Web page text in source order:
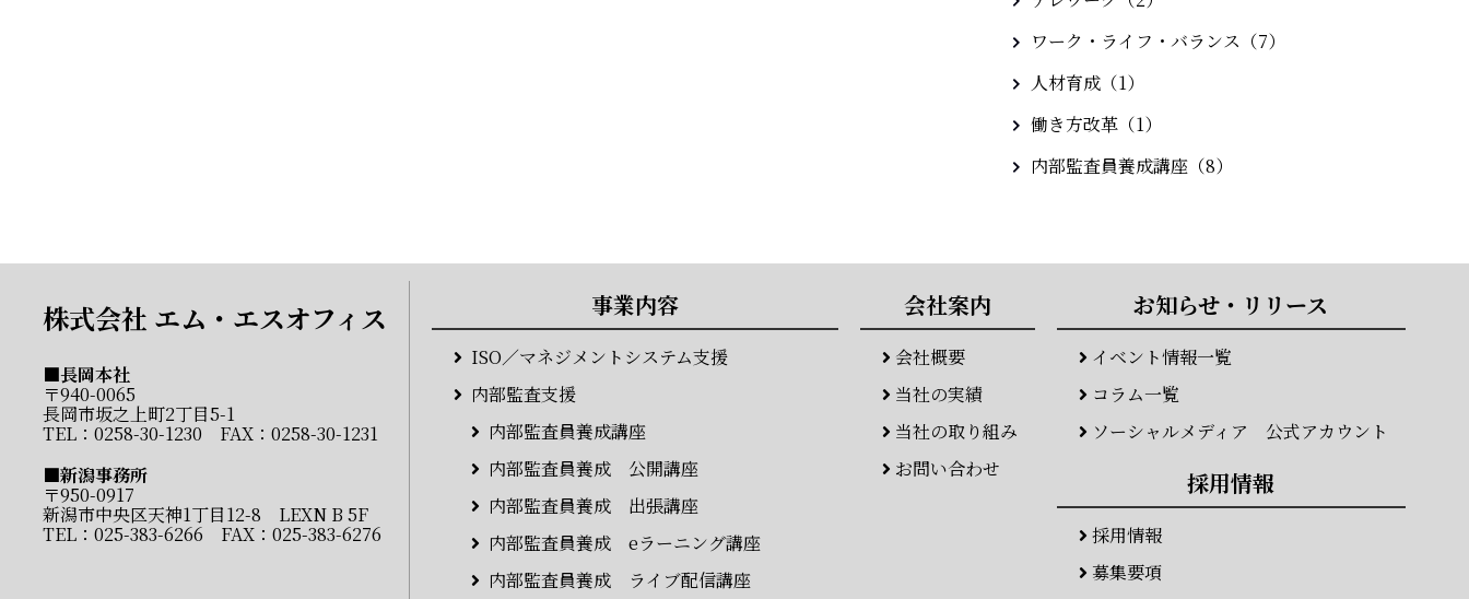
ワーク・ライフ・バランス（7）
人材育成（1）
働き方改革（1）
内部監査員養成講座（8）
事業内容
ISO／マネジメントシステム支援
内部監査支援
内部監査員養成講座
内部監査員養成 公開講座
内部監査員養成 出張講座
内部監査員養成 eラーニング講座
内部監査員養成 ライブ配信講座
会社案内
会社概要
当社の実績
当社の取り組み
お問い合わせ
お知らせ・リリース
イベント情報一覧
コラム一覧
ソーシャルメディア 公式アカウント
採用情報
採用情報
募集要項
株式会社 エム・エスオフィス
■長岡本社
〒940-0065
長岡市坂之上町2丁目5-1
TEL： 0258-30-1230 FAX：0258-30-1231
■新潟事務所
〒950-0917
新潟市中央区天神1丁目12-8 LEXN B 5F
TEL： 025-383-6266 FAX：025-383-6276